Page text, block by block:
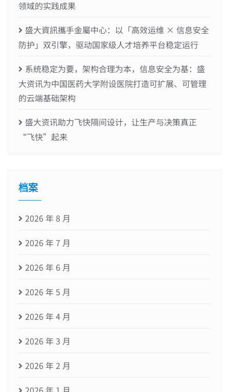
领域的实践成果
盛大資訊攜手金屬中心：以「高效运维 × 信息安全
防护」双引擎，驱动国家级人才培养平台稳定运行
系统稳定为要，架构合理为本，信息安全为基：盛
大资讯为中国医药大学附设医院打造可扩展、可管理
的云端基础架构
盛大资讯助力飞快隔间设计，让生产与决策真正
“飞快”起来
档案
2026 年 8 月
2026 年 7 月
2026 年 6 月
2026 年 5 月
2026 年 4 月
2026 年 3 月
2026 年 2 月